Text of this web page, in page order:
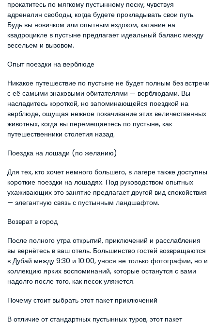
прокатитесь по мягкому пустынному песку, чувствуя
адреналин свободы, когда будете прокладывать свои путь.
Будь вы новичком или опытным ездоком, катание на
квадроцикле в пустыне предлагает идеальный баланс между
весельем и вызовом.
Опыт поездки на верблюде
Никакое путешествие по пустыне не будет полным без встречи
с её самыми знаковыми обитателями — верблюдами. Вы
насладитесь короткой, но запоминающейся поездкой на
верблюде, ощущая нежное покачивание этих величественных
животных, когда вы перемещаетесь по пустыне, как
путешественники столетия назад.
Поездка на лошади (по желанию)
Для тех, кто хочет немного большего, в лагере также доступны
короткие поездки на лошадях. Под руководством опытных
ухаживающих это занятие предлагает другой вид спокойствия
— элегантную связь с пустынным ландшафтом.
Возврат в город
После полного утра открытий, приключений и расслабления
вы вернётесь в ваш отель. Большинство гостей возвращаются
в Дубай между 9:30 и 10:00, унося не только фотографии, но и
коллекцию ярких воспоминаний, которые останутся с вами
надолго после того, как песок уляжется.
Почему стоит выбрать этот пакет приключений
В отличие от стандартных пустынных туров, этот пакет